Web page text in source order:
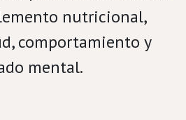
nutricional,
comportamiento y
mental.